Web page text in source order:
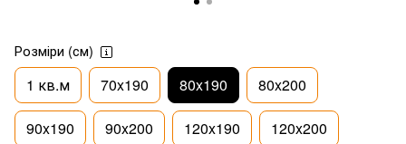
Розміри (см)
1 кв.м 70x190 80x190 80x200
90x190 90x200 120x190 120x200